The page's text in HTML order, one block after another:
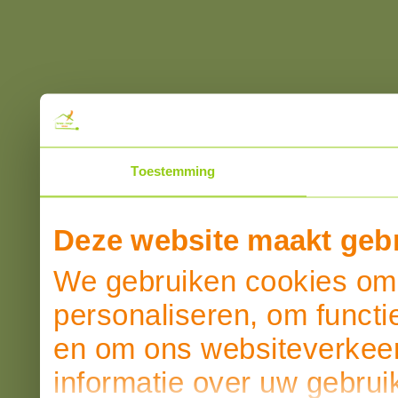
Toestemming
Deze website maakt
We gebruiken cookies
personaliseren, om
en om ons
informatie over uw